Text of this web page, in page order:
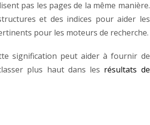
pas les pages de la même manière.
et des indices pour aider les
pour les moteurs de recherche.
signification peut aider à fournir de
plus haut dans les résultats de